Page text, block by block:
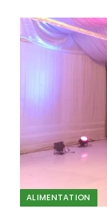
ALIMENTATION